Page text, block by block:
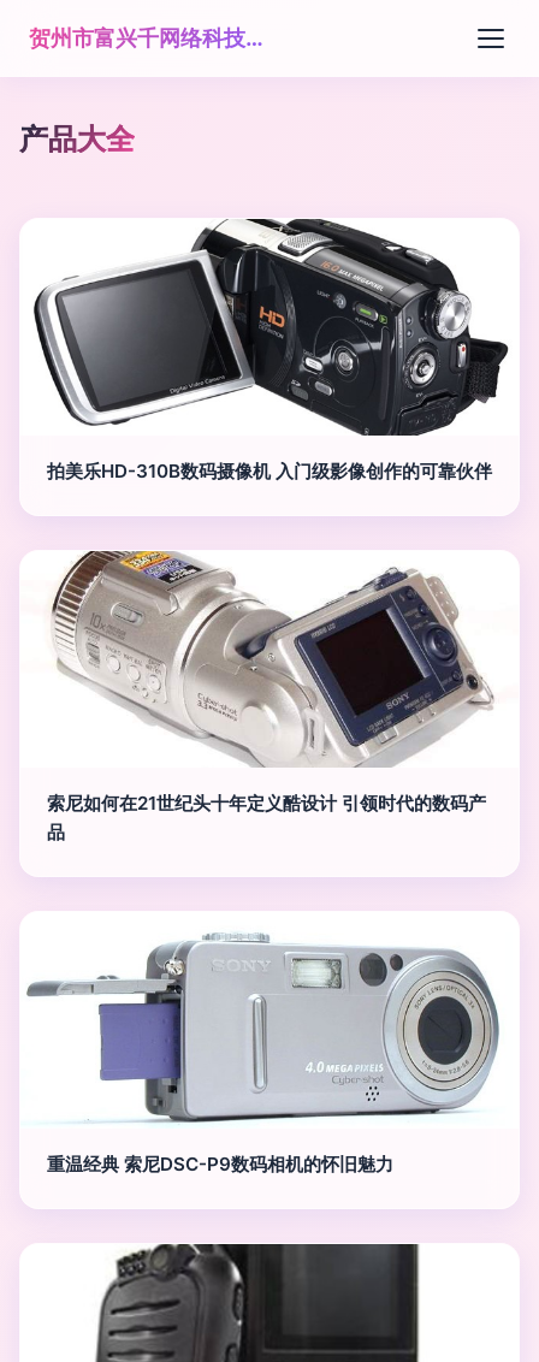
贺州市富兴千网络科技有限公司
产品大全
拍美乐HD-310B数码摄像机 入门级影像创作的可靠伙伴
索尼如何在21世纪头十年定义酷设计 引领时代的数码产
品
重温经典 索尼DSC-P9数码相机的怀旧魅力